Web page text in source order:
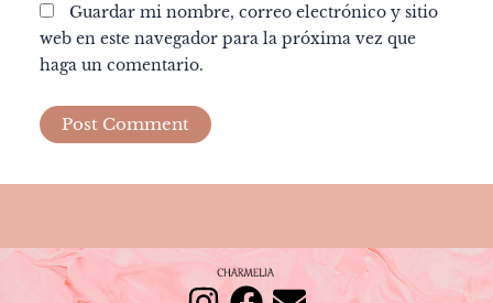
Guardar mi nombre, correo electrónico y sitio
web en este navegador para la próxima vez que
haga un comentario.